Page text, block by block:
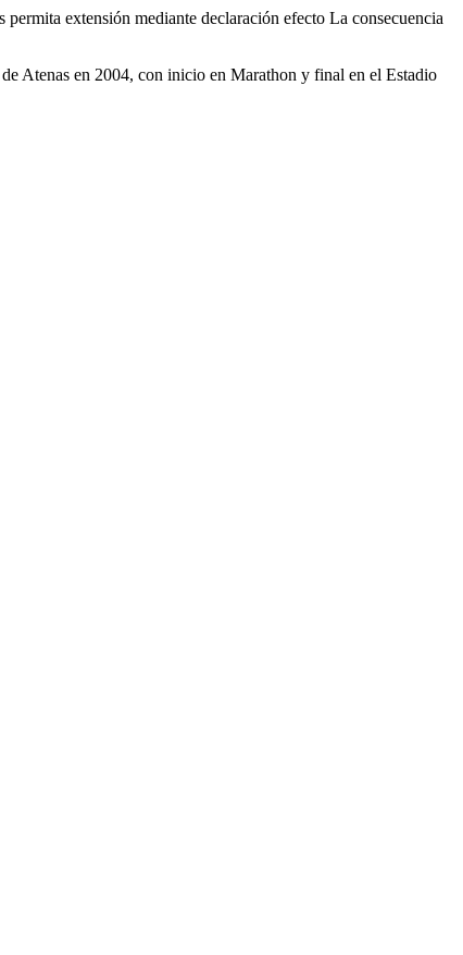
extensión mediante declaración efecto La consecuencia
Atenas en 2004, con inicio en Marathon y final en el Estadio